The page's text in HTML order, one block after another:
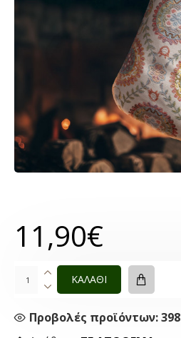
Προβολές προϊόντων: 398
11,90€
ΚΑΛΑΘΙ